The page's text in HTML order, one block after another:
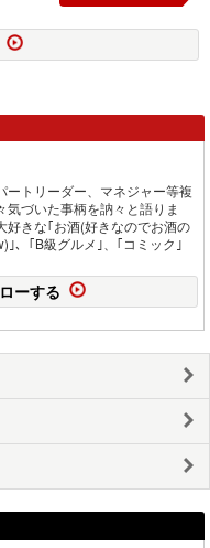
トリーダー、マネジャー等複
づいた事柄を訥々と語りま
きな｢お酒(好きなのでお酒の
、｢B級グルメ｣、｢コミック｣
ーする